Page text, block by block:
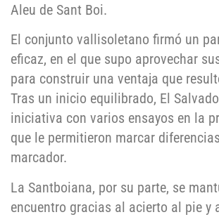
Aleu de Sant Boi.
El conjunto vallisoletano firmó un
eficaz, en el que supo aprovechar
para construir una ventaja que
Tras un inicio equilibrado, El
iniciativa con varios ensayos en la
que le permitieron marcar
marcador.
La Santboiana, por su parte, se
encuentro gracias al acierto al pie y